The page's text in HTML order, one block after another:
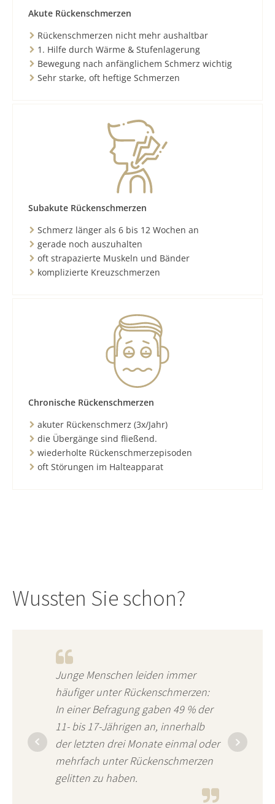
Akute Rückenschmerzen
Rückenschmerzen nicht mehr aushaltbar
1. Hilfe durch Wärme & Stufenlagerung
Bewegung nach anfänglichem Schmerz wichtig
Sehr starke, oft heftige Schmerzen
Subakute Rückenschmerzen
Schmerz länger als 6 bis 12 Wochen an
gerade noch auszuhalten
oft strapazierte Muskeln und Bänder
komplizierte Kreuzschmerzen
Chronische Rückenschmerzen
akuter Rückenschmerz (3x/Jahr)
die Übergänge sind fließend.
wiederholte Rückenschmerzepisoden
oft Störungen im Halteapparat
Wussten Sie schon?
Junge Menschen leiden immer
häufiger unter Rückenschmerzen:
In einer Befragung gaben 49 % der
11- bis 17-Jährigen an, innerhalb
der letzten drei Monate einmal oder
mehrfach unter Rückenschmerzen
gelitten zu haben.